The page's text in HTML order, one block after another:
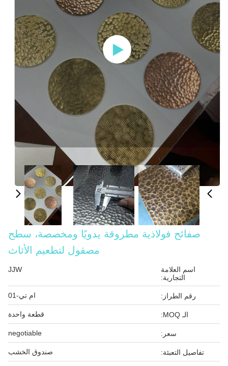
صفائح فولاذية مطروقة يدويًا ومخصصة، سطح
مصقول لتطعيم الأثاث
اسم العلامة
التجارية:
JJW
رقم الطراز: ام تي-01
الـ MOQ: قطعة واحدة
سعر: negotiable
تفاصيل التعبئة: صندوق الخشب